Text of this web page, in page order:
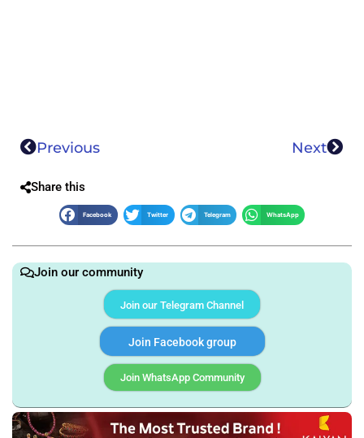
Previous Next
Share this
Facebook Twitter Telegram WhatsApp
Join our community
Join our Telegram Channel
Join Facebook group
Join WhatsApp Community